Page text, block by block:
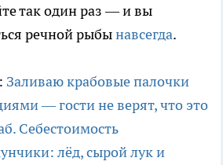
так один раз — и вы
речной рыбынавсегда.
Заливаю крабовые палочки
— гости не верят, что это
Себестоимость
лёд, сырой лук и